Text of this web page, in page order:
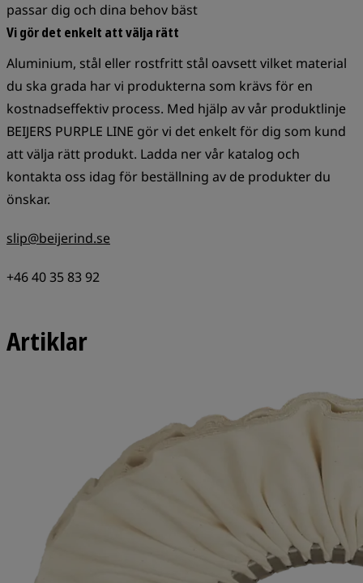
passar dig och dina behov bäst
Vi gör det enkelt att välja rätt
Aluminium, stål eller rostfritt stål oavsett vilket material
du ska grada har vi produkterna som krävs för en
kostnadseffektiv process. Med hjälp av vår produktlinje
BEIJERS PURPLE LINE gör vi det enkelt för dig som kund
att välja rätt produkt. Ladda ner vår katalog och
kontakta oss idag för beställning av de produkter du
önskar.
slip@beijerind.se
+46 40 35 83 92
Artiklar